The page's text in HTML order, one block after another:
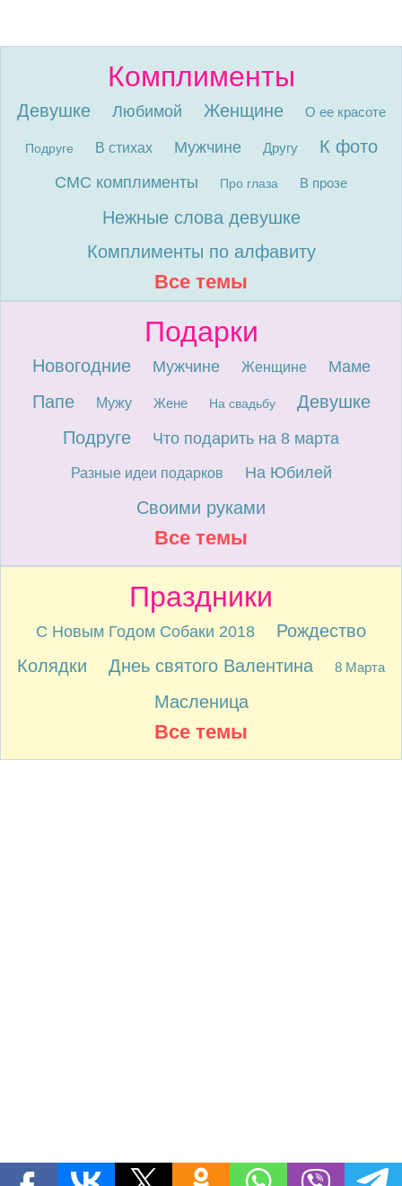
Комплименты
Девушке Любимой Женщине О ее красоте
Подруге В стихах Мужчине Другу К фото
СМС комплименты Про глаза В прозе
Нежные слова девушке
Комплименты по алфавиту
Все темы
Подарки
Новогодние Мужчине Женщине Маме
Папе Мужу Жене На свадьбу
Девушке
Подруге
Что подарить на 8 марта
Разные идеи подарков На Юбилей
Своими руками
Все темы
Праздники
С Новым Годом Собаки 2018
Рождество
Колядки
Днеь святого Валентина 8 Марта
Масленица
Все темы